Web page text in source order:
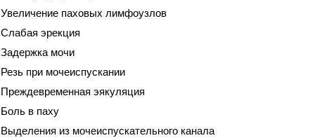
Увеличение паховых лимфоузлов
Слабая эрекция
Задержка мочи
Резь при мочеиспускании
Преждевременная эякуляция
Боль в паху
Выделения из мочеиспускательного канала